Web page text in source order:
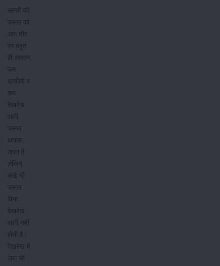
सरसों की
फसल को
आम तौर
पर बहुत
ही आसान,
कम
खर्चीली व
कम
देखरेख
वाली
फसल
बताया
जाता है
लेकिन
कोई भी
फसल
बिना
देखरेख
वाली नहीं
होती है।
देखरेख में
जरा सी